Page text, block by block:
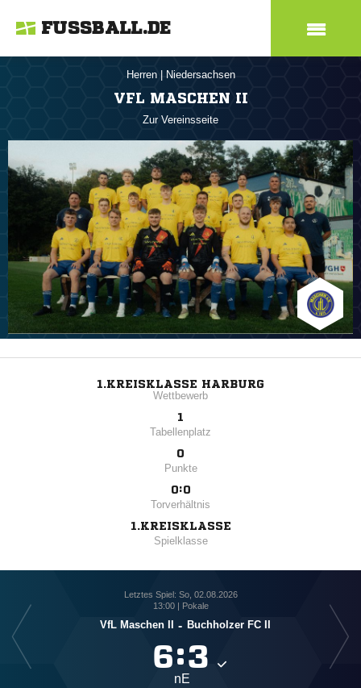
FUSSBALL.DE
Herren Niedersachsen
VFL MASCHEN II
Zur Vereinsseite
1.KREISKLASSE HARBURG
Wettbewerb
1
Tabellenplatz
0
Punkte
0:0
Torverhältnis
1.KREISKLASSE
Spielklasse
Letztes Spiel: So, 02.08.2026
13:00 | Pokale
VfL Maschen II - Buchholzer FC II
:
nE